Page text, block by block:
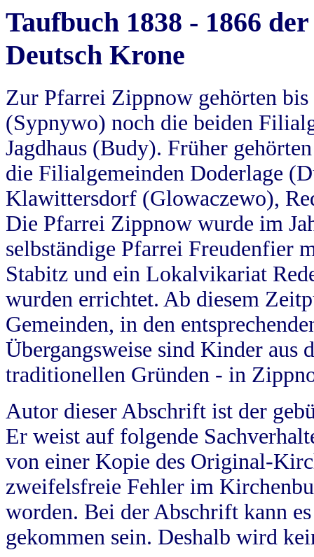
Taufbuch 1838 - 1866
Deutsch Krone
Zur Pfarrei Zippnow gehörten
(Sypnywo) noch die beiden
Jagdhaus (Budy). Früher
die Filialgemeinden Doderlage
Klawittersdorf (Glowaczewo),
Die Pfarrei Zippnow wurde im
selbständige Pfarrei Freudenfier
Stabitz und ein Lokalvikariat
wurden errichtet. Ab diesem
Gemeinden, in den
Übergangsweise sind Kinder aus
traditionellen Gründen - in
Autor dieser Abschrift ist der
Er weist auf folgende
von einer Kopie des Original-
zweifelsfreie Fehler im
worden. Bei der Abschrift kann
gekommen sein. Deshalb wird